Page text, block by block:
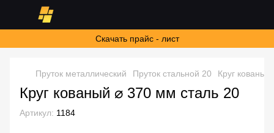
Скачать прайс - лист
Пруток металлический Пруток стальной 20 Круг
Круг кованый ⌀ 370 мм сталь 20
Артикул: 1184